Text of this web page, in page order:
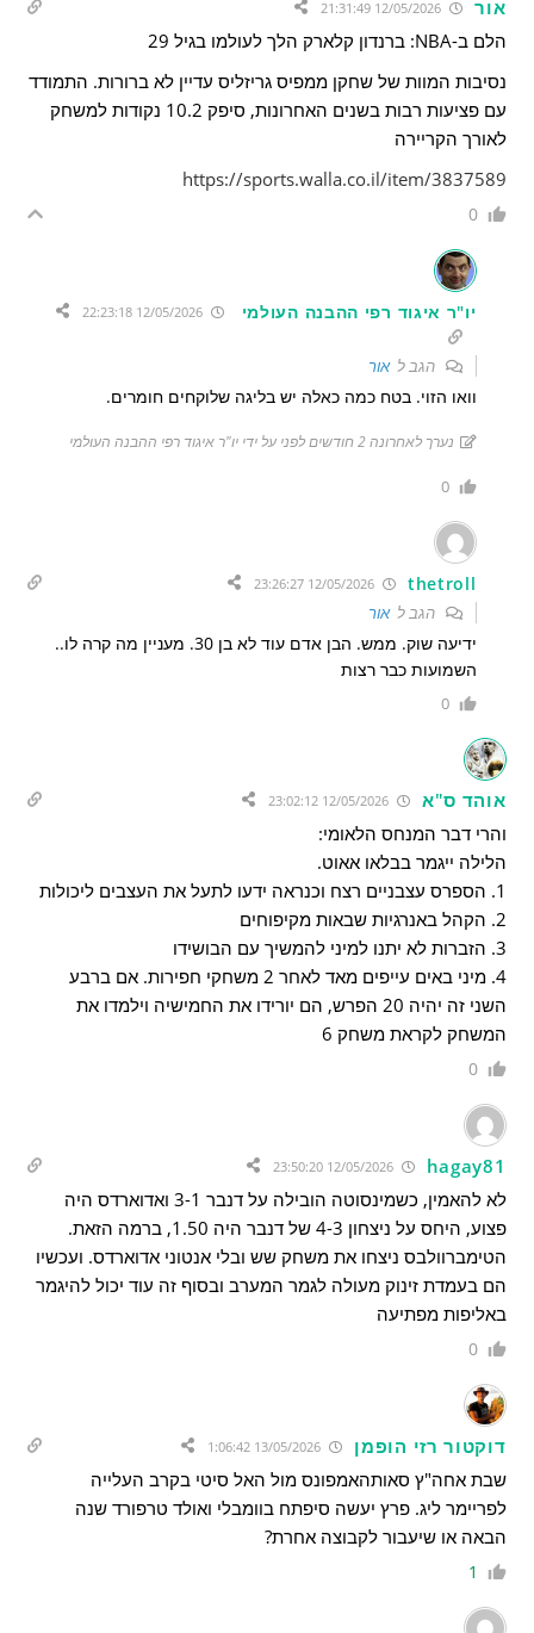
אור
הלם ב-NBA: ברנדון קלארק הלך לעולמו בגיל 29
נסיבות המוות של שחקן ממפיס גריזליס עדיין לא ברורות. התמודד
עם פציעות רבות בשנים האחרונות, סיפק 10.2 נקודות למשחק
לאורך הקריירה
https://sports.walla.co.il/item/3837589
0
יו"ר איגוד רפי ההבנה העולמי 12/05/2026 22:23:18
הגב לאור
וואו הזוי. בטח כמה כאלה יש בליגה שלוקחים חומרים.
נערך לאחרונה 2 חודשים לפני על ידי יו"ר איגוד רפי ההבנה העולמי
0
thetroll
12/05/2026 23:26:27
הגב לאור
ידיעה שוק. ממש. הבן אדם עוד לא בן 30. מעניין מה קרה לו..
השמועות כבר רצות
0
אוהד ס"א 12/05/2026 23:02:12
והרי דבר המנחס הלאומי:
הלילה ייגמר בבלאו אאוט.
1. הספרס עצבניים רצח וכנראה ידעו לתעל את העצבים ליכולות
2. הקהל באנרגיות שבאות מקיפוחים
3. הזברות לא יתנו למיני להמשיך עם הבושידו
4. מיני באים עייפים מאד לאחר 2 משחקי חפירות. אם ברבע
השני זה יהיה 20 הפרש, הם יורידו את החמישיה וילמדו את
המשחק לקראת משחק 6
0
hagay81
12/05/2026 23:50:20
לא להאמין, כשמינסוטה הובילה על דנבר 3-1 ואדוארדס היה
פצוע, היחס על ניצחון 4-3 של דנבר היה 1.50, ברמה הזאת.
הטימברוולבס ניצחו את משחק שש ובלי אנטוני אדוארדס. ועכשיו
הם בעמדת זינוק מעולה לגמר המערב ובסוף זה עוד יכול להיגמר
באליפות מפתיעה
0
דוקטור רזי הופמן
שבת אחה"ץ סאותהאמפונס מול האל סיטי בקרב העלייה
לפריימר ליג. פרץ יעשה סיפתח בוומבלי ואולד טרפורד שנה
הבאה או שיעבור לקבוצה אחרת?
1